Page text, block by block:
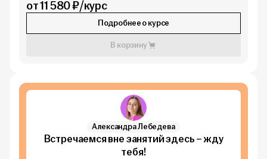
от 11 580 ₽/курс
Подробнее о курсе
В корзину
Александра Лебедева
Встречаемся вне занятий здесь – жду
тебя!